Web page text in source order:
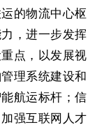
的物流中心枢
，进一步发挥
点，以发展视
理系统建设和
航运标杆；信
强互联网人才